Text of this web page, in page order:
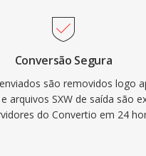
Conversão Segura
são removidos logo
arquivos SXW de saída são
do Convertio em 24